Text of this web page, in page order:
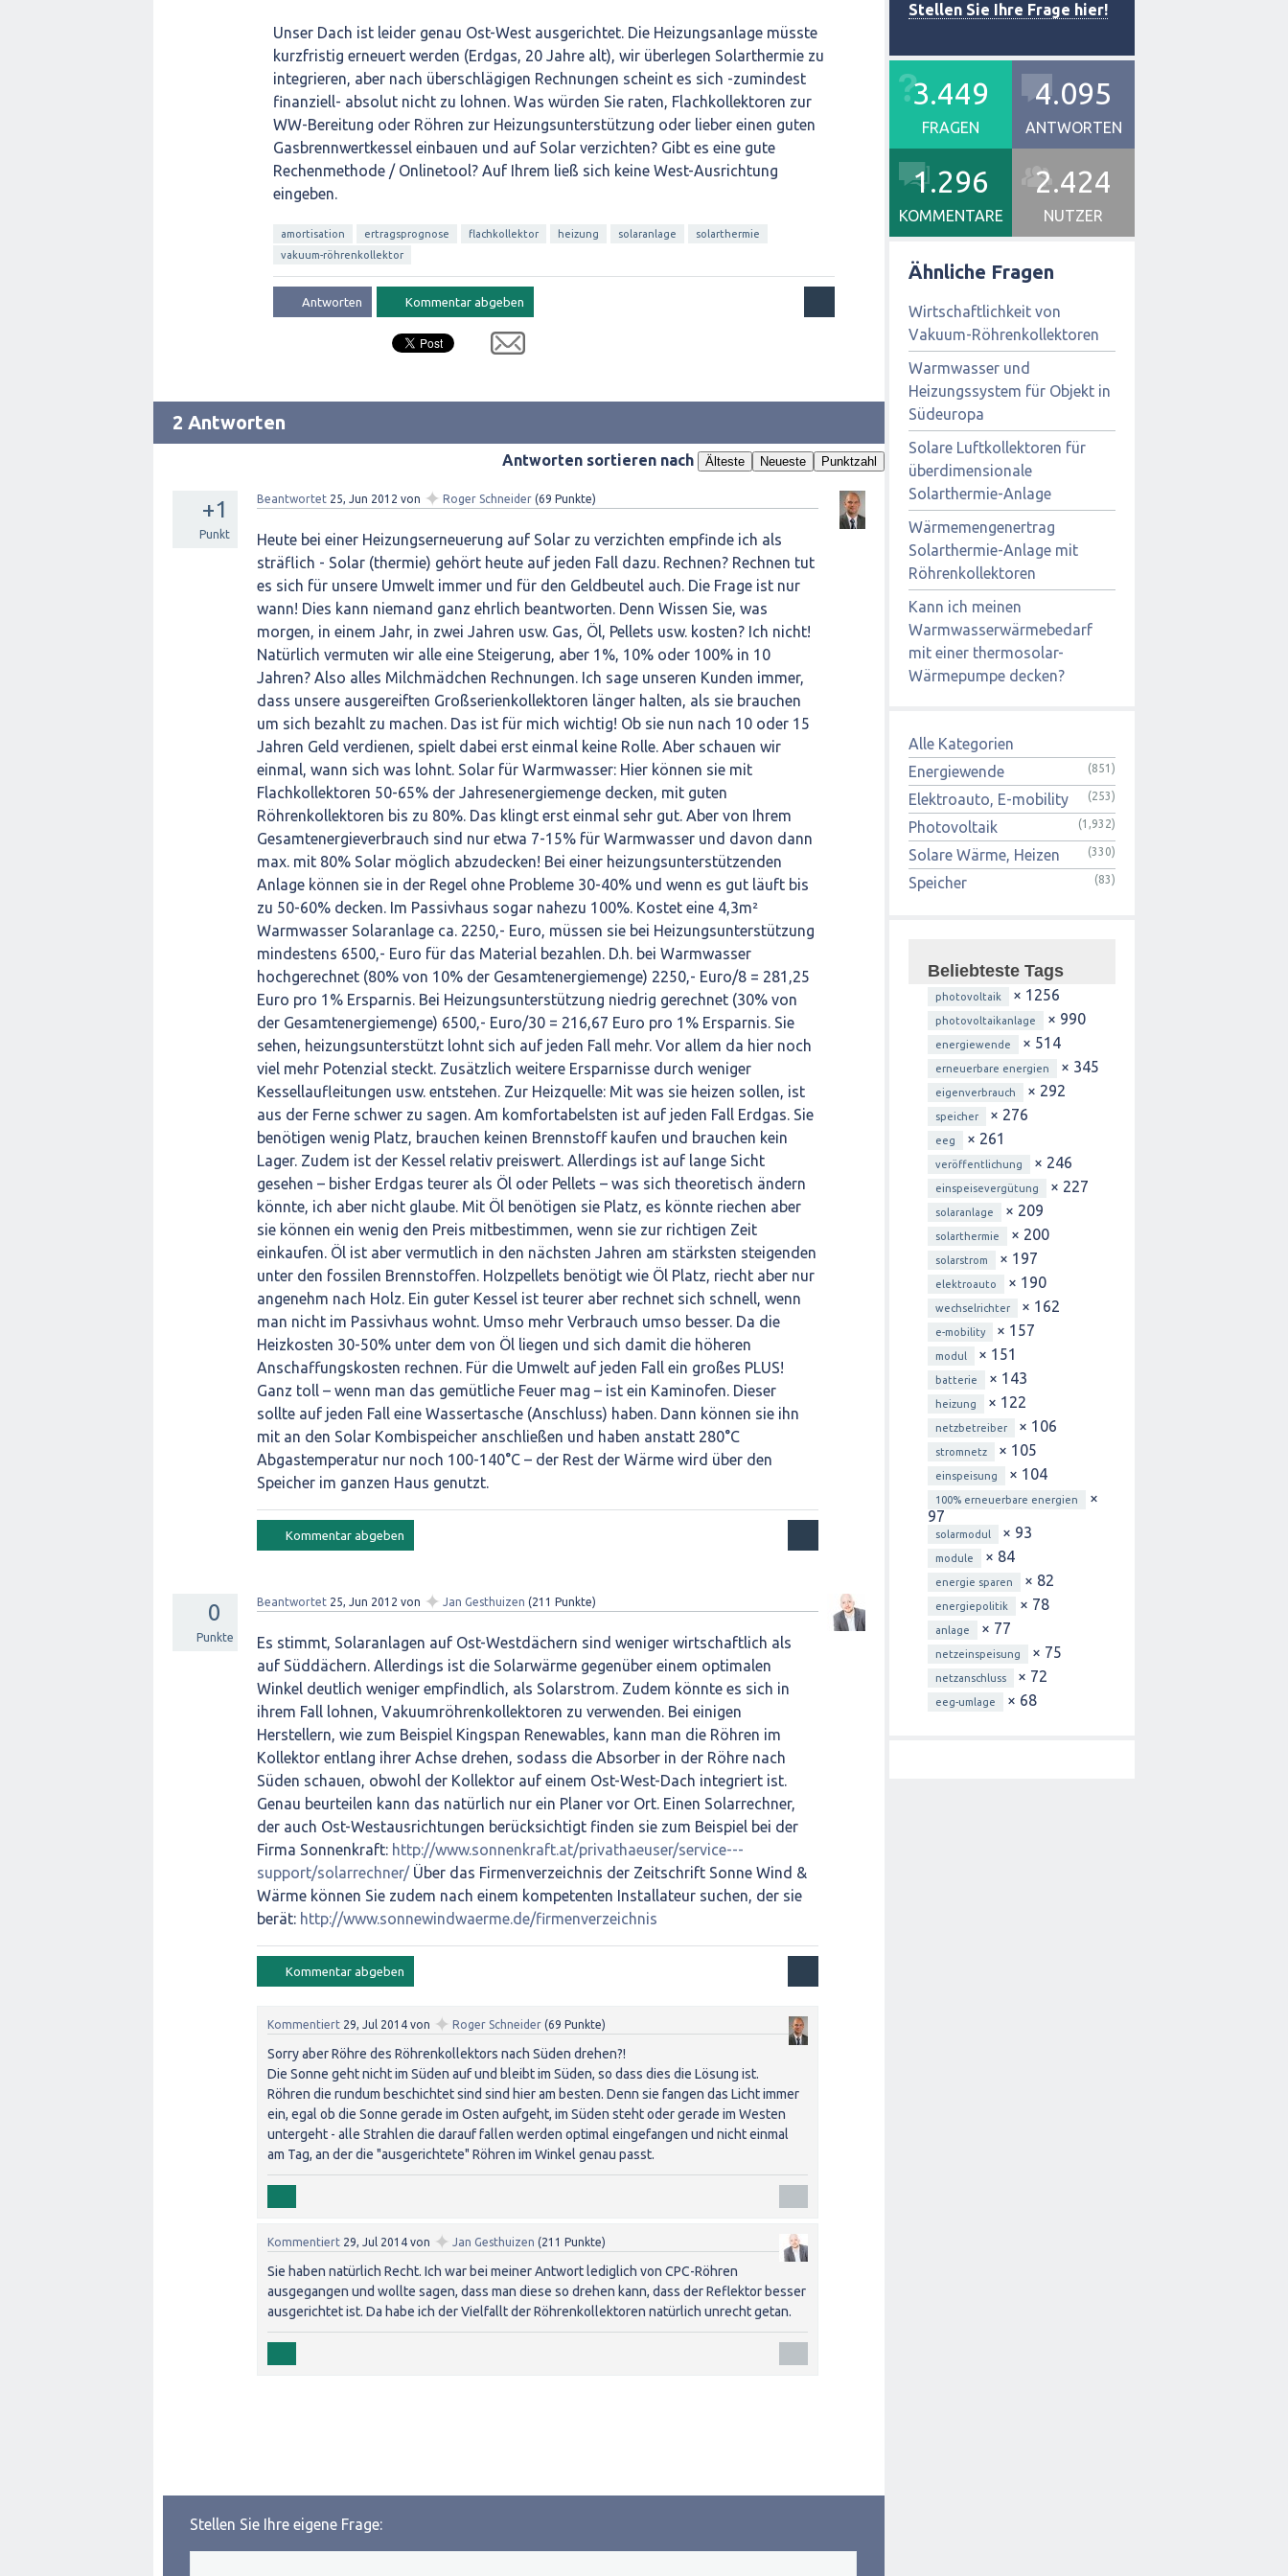
Unser Dach ist leider genau Ost-West ausgerichtet. Die Heizungsanlage müsste
kurzfristig erneuert werden (Erdgas, 20 Jahre alt), wir überlegen Solarthermie zu
integrieren, aber nach überschlägigen Rechnungen scheint es sich -zumindest
finanziell- absolut nicht zu lohnen. Was würden Sie raten, Flachkollektoren zur
WW-Bereitung oder Röhren zur Heizungsunterstützung oder lieber einen guten
Gasbrennwertkessel einbauen und auf Solar verzichten? Gibt es eine gute
Rechenmethode / Onlinetool? Auf Ihrem ließ sich keine West-Ausrichtung
eingeben.
amortisation ertragsprognose flachkollektor heizung solaranlage
solarthermie
vakuum-röhrenkollektor
2 Antworten
Antworten sortieren nach Älteste Neueste Punktzahl
+1
Punkt
Beantwortet 25, Jun 2012 von ✦ Roger Schneider (69 Punkte)
Heute bei einer Heizungserneuerung auf Solar zu verzichten empfinde ich als
sträflich - Solar (thermie) gehört heute auf jeden Fall dazu. Rechnen? Rechnen tut
es sich für unsere Umwelt immer und für den Geldbeutel auch. Die Frage ist nur
wann! Dies kann niemand ganz ehrlich beantworten. Denn Wissen Sie, was
morgen, in einem Jahr, in zwei Jahren usw. Gas, Öl, Pellets usw. kosten? Ich nicht!
Natürlich vermuten wir alle eine Steigerung, aber 1%, 10% oder 100% in 10
Jahren? Also alles Milchmädchen Rechnungen. Ich sage unseren Kunden immer,
dass unsere ausgereiften Großserienkollektoren länger halten, als sie brauchen
um sich bezahlt zu machen. Das ist für mich wichtig! Ob sie nun nach 10 oder 15
Jahren Geld verdienen, spielt dabei erst einmal keine Rolle. Aber schauen wir
einmal, wann sich was lohnt. Solar für Warmwasser: Hier können sie mit
Flachkollektoren 50-65% der Jahresenergiemenge decken, mit guten
Röhrenkollektoren bis zu 80%. Das klingt erst einmal sehr gut. Aber von Ihrem
Gesamtenergieverbrauch sind nur etwa 7-15% für Warmwasser und davon dann
max. mit 80% Solar möglich abzudecken! Bei einer heizungsunterstützenden
Anlage können sie in der Regel ohne Probleme 30-40% und wenn es gut läuft bis
zu 50-60% decken. Im Passivhaus sogar nahezu 100%. Kostet eine 4,3m²
Warmwasser Solaranlage ca. 2250,- Euro, müssen sie bei Heizungsunterstützung
mindestens 6500,- Euro für das Material bezahlen. D.h. bei Warmwasser
hochgerechnet (80% von 10% der Gesamtenergiemenge) 2250,- Euro/8 = 281,25
Euro pro 1% Ersparnis. Bei Heizungsunterstützung niedrig gerechnet (30% von
der Gesamtenergiemenge) 6500,- Euro/30 = 216,67 Euro pro 1% Ersparnis. Sie
sehen, heizungsunterstützt lohnt sich auf jeden Fall mehr. Vor allem da hier noch
viel mehr Potenzial steckt. Zusätzlich weitere Ersparnisse durch weniger
Kessellaufleitungen usw. entstehen. Zur Heizquelle: Mit was sie heizen sollen, ist
aus der Ferne schwer zu sagen. Am komfortabelsten ist auf jeden Fall Erdgas. Sie
benötigen wenig Platz, brauchen keinen Brennstoff kaufen und brauchen kein
Lager. Zudem ist der Kessel relativ preiswert. Allerdings ist auf lange Sicht
gesehen – bisher Erdgas teurer als Öl oder Pellets – was sich theoretisch ändern
könnte, ich aber nicht glaube. Mit Öl benötigen sie Platz, es könnte riechen aber
sie können ein wenig den Preis mitbestimmen, wenn sie zur richtigen Zeit
einkaufen. Öl ist aber vermutlich in den nächsten Jahren am stärksten steigenden
unter den fossilen Brennstoffen. Holzpellets benötigt wie Öl Platz, riecht aber nur
angenehm nach Holz. Ein guter Kessel ist teurer aber rechnet sich schnell, wenn
man nicht im Passivhaus wohnt. Umso mehr Verbrauch umso besser. Da die
Heizkosten 30-50% unter dem von Öl liegen und sich damit die höheren
Anschaffungskosten rechnen. Für die Umwelt auf jeden Fall ein großes PLUS!
Ganz toll – wenn man das gemütliche Feuer mag – ist ein Kaminofen. Dieser
sollte auf jeden Fall eine Wassertasche (Anschluss) haben. Dann können sie ihn
mit an den Solar Kombispeicher anschließen und haben anstatt 280°C
Abgastemperatur nur noch 100-140°C – der Rest der Wärme wird über den
Speicher im ganzen Haus genutzt.
0
Punkte
Beantwortet 25, Jun 2012 von ✦ Jan Gesthuizen (211 Punkte)
Es stimmt, Solaranlagen auf Ost-Westdächern sind weniger wirtschaftlich als
auf Süddächern. Allerdings ist die Solarwärme gegenüber einem optimalen
Winkel deutlich weniger empfindlich, als Solarstrom. Zudem könnte es sich in
ihrem Fall lohnen, Vakuumröhrenkollektoren zu verwenden. Bei einigen
Herstellern, wie zum Beispiel Kingspan Renewables, kann man die Röhren im
Kollektor entlang ihrer Achse drehen, sodass die Absorber in der Röhre nach
Süden schauen, obwohl der Kollektor auf einem Ost-West-Dach integriert ist.
Genau beurteilen kann das natürlich nur ein Planer vor Ort. Einen Solarrechner,
der auch Ost-Westausrichtungen berücksichtigt finden sie zum Beispiel bei der
Firma Sonnenkraft: http://www.sonnenkraft.at/privathaeuser/service---
support/solarrechner/Über das Firmenverzeichnis der Zeitschrift Sonne Wind &
Wärme können Sie zudem nach einem kompetenten Installateur suchen, der sie
berät: http://www.sonnewindwaerme.de/firmenverzeichnis
Kommentiert 29, Jul 2014 von ✦ Roger Schneider (69 Punkte)
Sorry aber Röhre des Röhrenkollektors nach Süden drehen?!
Die Sonne geht nicht im Süden auf und bleibt im Süden, so dass dies die Lösung ist.
Röhren die rundum beschichtet sind sind hier am besten. Denn sie fangen das Licht immer
ein, egal ob die Sonne gerade im Osten aufgeht, im Süden steht oder gerade im Westen
untergeht - alle Strahlen die darauf fallen werden optimal eingefangen und nicht einmal
am Tag, an der die "ausgerichtete" Röhren im Winkel genau passt.
Kommentiert 29, Jul 2014 von ✦ Jan Gesthuizen (211 Punkte)
Sie haben natürlich Recht. Ich war bei meiner Antwort lediglich von CPC-Röhren
ausgegangen und wollte sagen, dass man diese so drehen kann, dass der Reflektor besser
ausgerichtet ist. Da habe ich der Vielfallt der Röhrenkollektoren natürlich unrecht getan.
Stellen Sie Ihre eigene Frage:
Stellen Sie Ihre Frage hier!
3.449
FRAGEN
4.095
ANTWORTEN
1.296
KOMMENTARE
2.424
NUTZER
Ähnliche Fragen
Wirtschaftlichkeit von
Vakuum-Röhrenkollektoren
Warmwasser und
Heizungssystem für Objekt in
Südeuropa
Solare Luftkollektoren für
überdimensionale
Solarthermie-Anlage
Wärmemengenertrag
Solarthermie-Anlage mit
Röhrenkollektoren
Kann ich meinen
Warmwasserwärmebedarf
mit einer thermosolar-
Wärmepumpe decken?
Alle Kategorien
Energiewende
(851)
Elektroauto, E-mobility (253)
Photovoltaik (1,932)
Solare Wärme, Heizen (330)
Speicher (83)
Beliebteste Tags
photovoltaik × 1256
photovoltaikanlage × 990
energiewende × 514
erneuerbare energien × 345
eigenverbrauch × 292
speicher × 276
eeg × 261
veröffentlichung × 246
einspeisevergütung × 227
solaranlage × 209
solarthermie × 200
solarstrom × 197
elektroauto × 190
wechselrichter × 162
e-mobility × 157
modul × 151
batterie × 143
heizung × 122
netzbetreiber × 106
stromnetz × 105
einspeisung × 104
100% erneuerbare energien
×
97
solarmodul × 93
module × 84
energie sparen × 82
energiepolitik × 78
anlage × 77
netzeinspeisung × 75
netzanschluss × 72
eeg-umlage × 68